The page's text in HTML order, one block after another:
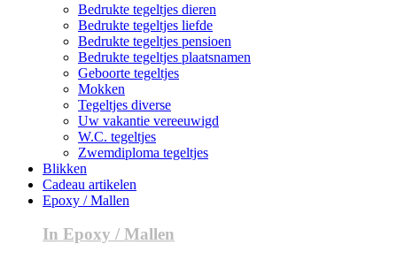
Bedrukte tegeltjes dieren
Bedrukte tegeltjes liefde
Bedrukte tegeltjes pensioen
Bedrukte tegeltjes plaatsnamen
Geboorte tegeltjes
Mokken
Tegeltjes diverse
Uw vakantie vereeuwigd
W.C. tegeltjes
Zwemdiploma tegeltjes
Blikken
Cadeau artikelen
Epoxy / Mallen
In Epoxy / Mallen